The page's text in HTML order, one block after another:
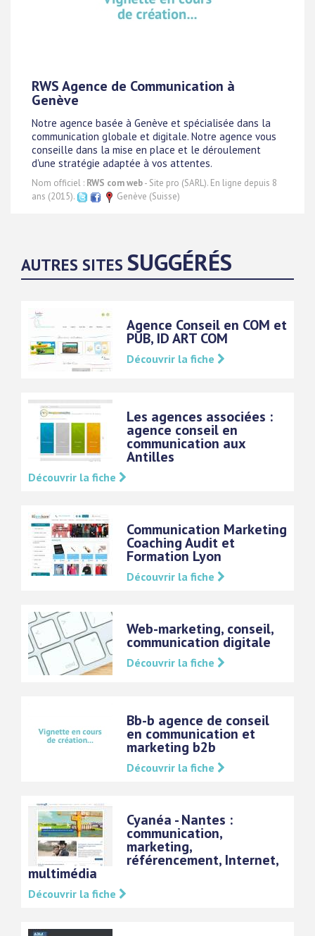
RWS Agence de Communication à
Genève
Notre agence basée à Genève et spécialisée dans la
communication globale et digitale. Notre agence vous
conseille dans la mise en place et le déroulement
d'une stratégie adaptée à vos attentes.
Nom officiel : RWS com web- Site pro (SARL). En ligne depuis 8
ans (2015).
Genève (Suisse)
AUTRES SITES SUGGÉRÉS
Agence Conseil en COM et
PUB, ID ART COM
Découvrir la fiche
Les agences associées :
agence conseil en
communication aux
Antilles
Découvrir la fiche
Communication Marketing
Coaching Audit et
Formation Lyon
Découvrir la fiche
Web-marketing, conseil,
communication digitale
Découvrir la fiche
Bb-b agence de conseil
en communication et
marketing b2b
Découvrir la fiche
Cyanéa - Nantes :
communication,
marketing,
référencement, Internet,
multimédia
Découvrir la fiche